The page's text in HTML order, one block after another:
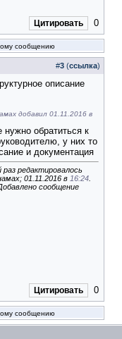
Цитировать 0
сообщению
#3 (ссылка)
описание
добавил 01.11.2016 в
нужно обратиться к
у них то
и документация
раз редактировалось
01.11.2016 в 16:24
сообщение
Цитировать 0
сообщению